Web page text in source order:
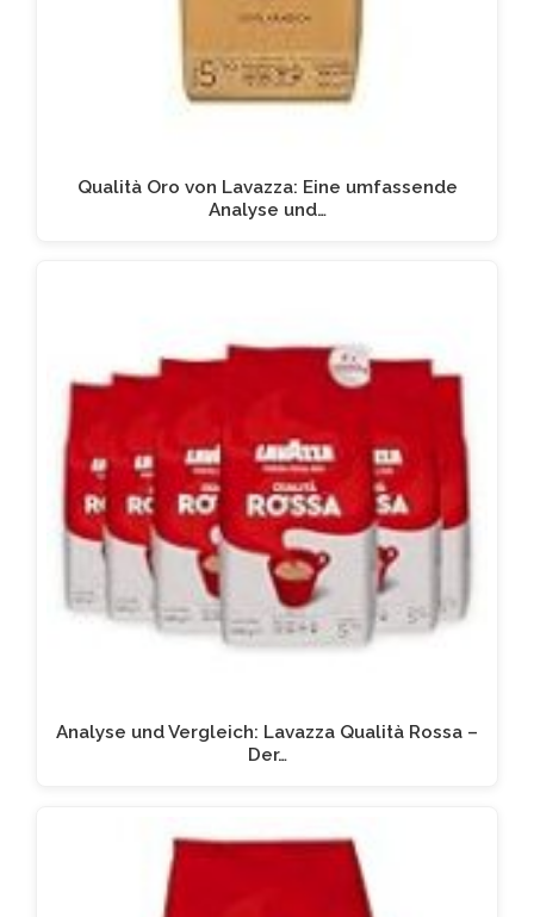
Qualità Oro von Lavazza: Eine umfassende
Analyse und…
Analyse und Vergleich: Lavazza Qualità Rossa –
Der…